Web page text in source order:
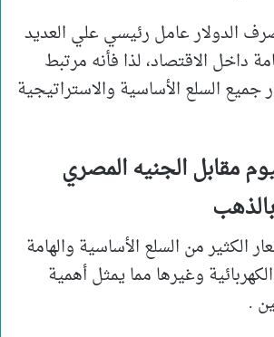
الدولار عامل رئيسي علي العديد
داخل الاقتصاد، لذا فأنه مرتبط
السلع الأساسية والاستراتيجية
مقابل الجنيه المصري
الكثير من السلع الأساسية والهامة
وغيرها مما يمثل أهمية
.